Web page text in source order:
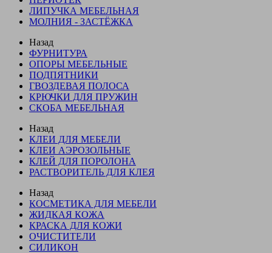
ЛИПУЧКА МЕБЕЛЬНАЯ
МОЛНИЯ - ЗАСТЁЖКА
Назад
ФУРНИТУРА
ОПОРЫ МЕБЕЛЬНЫЕ
ПОДПЯТНИКИ
ГВОЗДЕВАЯ ПОЛОСА
КРЮЧКИ ДЛЯ ПРУЖИН
СКОБА МЕБЕЛЬНАЯ
Назад
КЛЕИ ДЛЯ МЕБЕЛИ
КЛЕИ АЭРОЗОЛЬНЫЕ
КЛЕЙ ДЛЯ ПОРОЛОНА
РАСТВОРИТЕЛЬ ДЛЯ КЛЕЯ
Назад
КОСМЕТИКА ДЛЯ МЕБЕЛИ
ЖИДКАЯ КОЖА
КРАСКА ДЛЯ КОЖИ
ОЧИСТИТЕЛИ
СИЛИКОН